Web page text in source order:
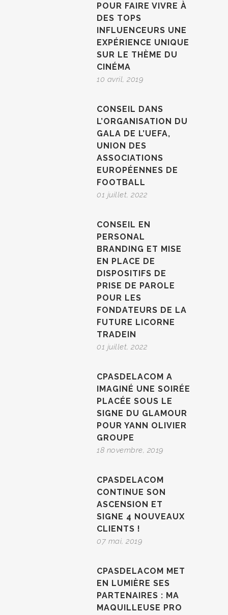
POUR FAIRE VIVRE À
DES TOPS
INFLUENCEURS UNE
EXPÉRIENCE UNIQUE
SUR LE THÈME DU
CINÉMA
10 avril, 2019
CONSEIL DANS
L’ORGANISATION DU
GALA DE L’UEFA,
UNION DES
ASSOCIATIONS
EUROPÉENNES DE
FOOTBALL
01 juillet, 2022
CONSEIL EN
PERSONAL
BRANDING ET MISE
EN PLACE DE
DISPOSITIFS DE
PRISE DE PAROLE
POUR LES
FONDATEURS DE LA
FUTURE LICORNE
TRADEIN
01 juillet, 2022
CPASDELACOM A
IMAGINÉ UNE SOIRÉE
PLACÉE SOUS LE
SIGNE DU GLAMOUR
POUR YANN OLIVIER
GROUPE
18 novembre, 2019
CPASDELACOM
CONTINUE SON
ASCENSION ET
SIGNE 4 NOUVEAUX
CLIENTS !
07 mai, 2019
CPASDELACOM MET
EN LUMIÈRE SES
PARTENAIRES : MA
MAQUILLEUSE PRO